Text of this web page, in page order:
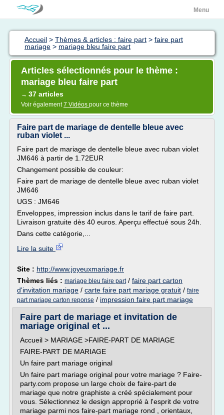
Menu
Accueil > Thèmes & articles : faire part > faire part
mariage > mariage bleu faire part
Articles sélectionnés pour le thème :
mariage bleu faire part
→ 37 articles
Voir également7 Vidéos pour ce thème
Faire part de mariage de dentelle bleue avec
ruban violet ...
Faire part de mariage de dentelle bleue avec ruban violet
JM646 à partir de 1.72EUR
Changement possible de couleur:
Faire part de mariage de dentelle bleue avec ruban violet
JM646
UGS : JM646
Enveloppes, impression inclus dans le tarif de faire part.
Livraison gratuite dès 40 euros. Aperçu effectué sous 24h.
Dans cette catégorie,...
Lire la suite
Site : http://www.joyeuxmariage.fr
Thèmes liés : mariage bleu faire part/ faire part carton
d'invitation mariage / carte faire part mariage gratuit / faire
part mariage carton reponse / impression faire part mariage
Faire part de mariage et invitation de
mariage original et ...
Accueil > MARIAGE >FAIRE-PART DE MARIAGE
FAIRE-PART DE MARIAGE
Un faire part mariage original
Un faire part mariage original pour votre mariage ? Faire-
party.com propose un large choix de faire-part de
mariage que notre graphiste a créé spécialement pour
vous. Sélectionnez le design approprié à l'esprit de votre
mariage parmi nos faire-part mariage rond , orientaux,